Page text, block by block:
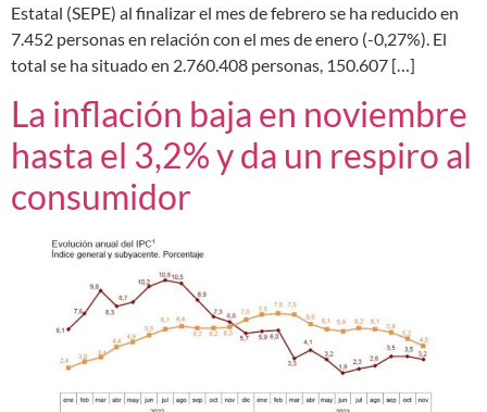
Estatal (SEPE) al finalizar el mes de febrero se ha reducido en
7.452 personas en relación con el mes de enero (-0,27%). El
total se ha situado en 2.760.408 personas, 150.607 […]
La inflación baja en noviembre
hasta el 3,2% y da un respiro al
consumidor